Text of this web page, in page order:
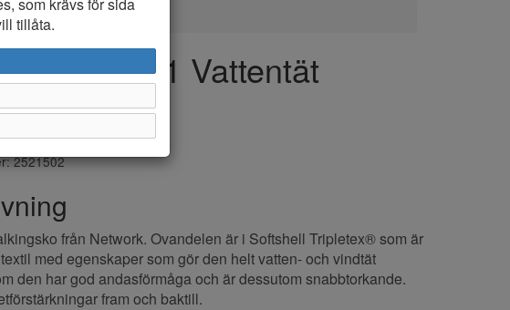
4306901 Vattentät
2521502
från Network. Ovandelen är i Softshell Tripletex® som är
med egenskaper som gör den helt vatten- och vindtät
den har god andasförmåga och är dessutom snabbtorkande.
fram och baktill.
tillåta.